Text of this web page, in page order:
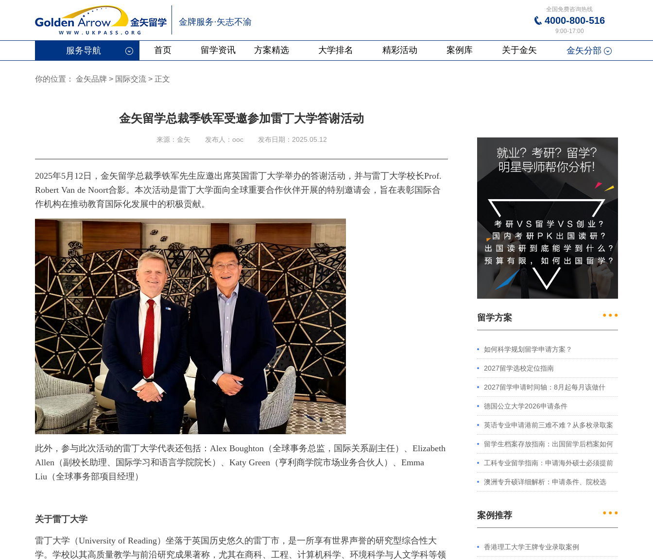
金牌服务·矢志不渝
全国免费咨询热线
4000-800-516
9:00-17:00
服务导航 首页 留学资讯 方案精选 大学排名 精彩活动 案例库 关于金矢 金矢分部
你的位置： 金矢品牌 > 国际交流 > 正文
金矢留学总裁季铁军受邀参加雷丁大学答谢活动
来源：金矢 发布人：ooc 发布日期：2025.05.12
2025年5月12日，金矢留学总裁季铁军先生应邀出席英国雷丁大学举办的答谢活动，并与雷丁大学校长Prof.
Robert Van de Noort合影。本次活动是雷丁大学面向全球重要合作伙伴开展的特别邀请会，旨在表彰国际合
作机构在推动教育国际化发展中的积极贡献。
此外，参与此次活动的雷丁大学代表还包括：Alex Boughton（全球事务总监，国际关系副主任）、Elizabeth
Allen（副校长助理、国际学习和语言学院院长）、Katy Green（亨利商学院市场业务合伙人）、Emma
Liu（全球事务部项目经理）
关于雷丁大学
雷丁大学（University of Reading）坐落于英国历史悠久的雷丁市，是一所享有世界声誉的研究型综合性大
学。学校以其高质量教学与前沿研究成果著称，尤其在商科、工程、计算机科学、环境科学与人文学科等领
留学方案 ● ● ●
如何科学规划留学申请方案？
2027留学选校定位指南
2027留学申请时间轴：8月起每月该做什
么？英、美、澳、港申请全攻略
德国公立大学2026申请条件
英语专业申请港前三难不难？从多枚录取案
例看港大、港中文申请要求
留学生档案存放指南：出国留学后档案如何
处理？留学服务中心常见问题解答
工科专业留学指南：申请海外硕士必须提前
准备的4件事
澳洲专升硕详细解析：申请条件、院校选
案例推荐 ● ● ●
香港理工大学王牌专业录取案例